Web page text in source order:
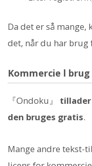
Da det er så
det, når du har
Kommercie l
『Ondoku』 tillader
den bruges gratis.
Mange andre tekst-